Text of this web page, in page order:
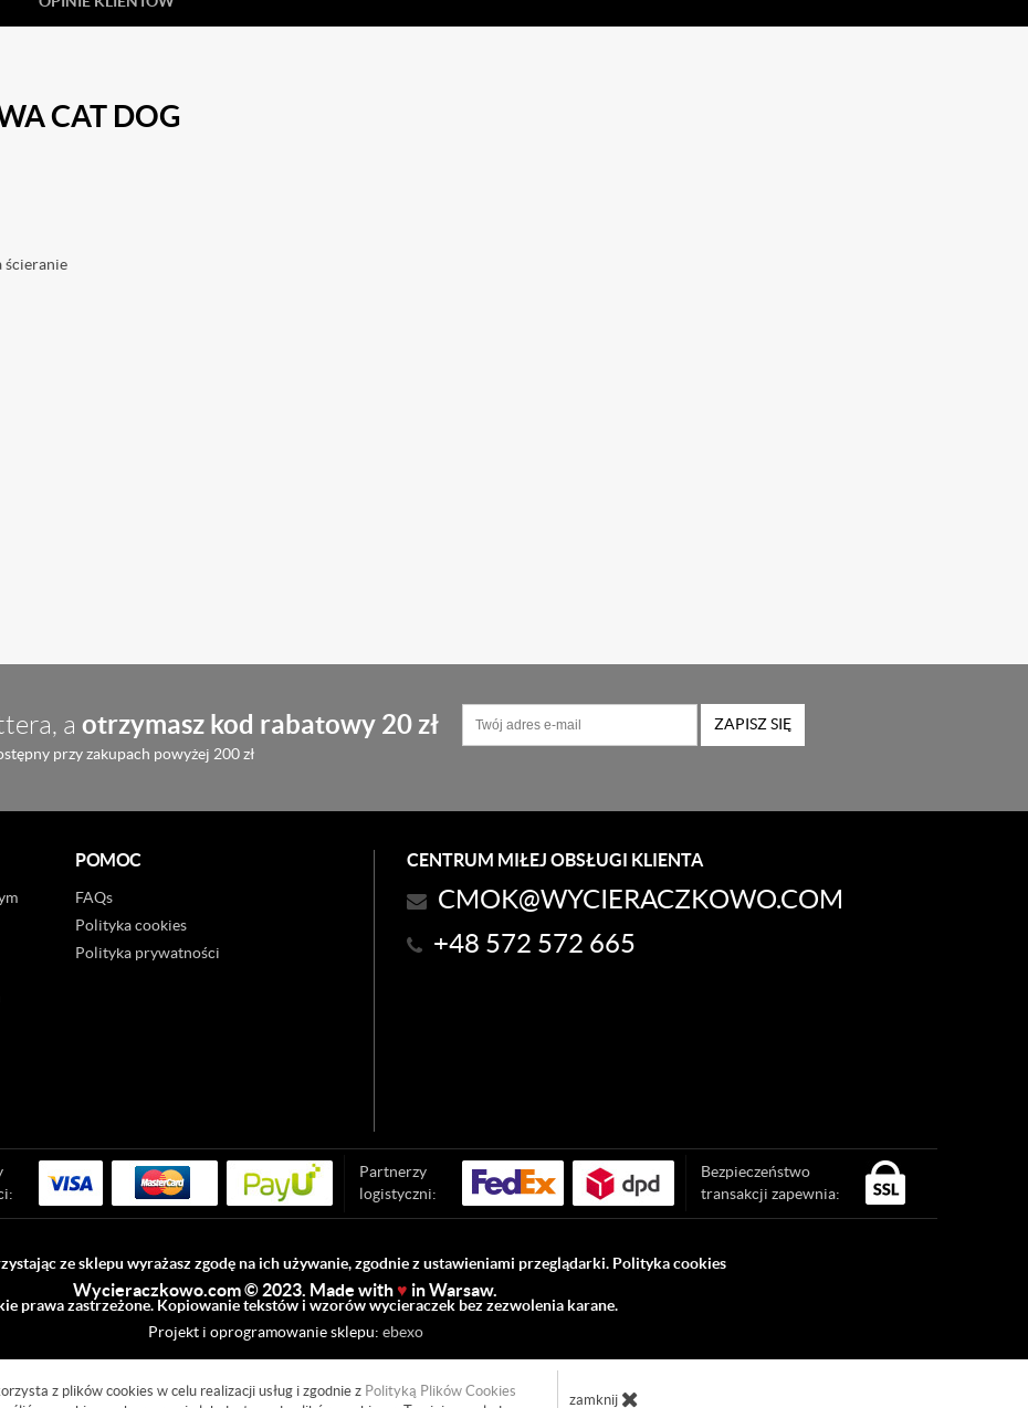
CAT DOG
ścieranie
a otrzymasz kod rabatowy 20 zł
przy zakupach powyżej 200 zł
ZAPISZ SIĘ
POMOC
FAQs
Polityka cookies
Polityka prywatności
CENTRUM MIŁEJ OBSŁUGI KLIENTA
CMOK@WYCIERACZKOWO.COM
+48 572 572 665
Partnerzy
logistyczni:
Bezpieczeństwo
transakcji zapewnia:
ze sklepu wyrażasz zgodę na ich używanie, zgodnie z ustawieniami przeglądarki. Polityka cookies
Wycieraczkowo.com © 2023. Made with♥ in Warsaw.
prawa zastrzeżone. Kopiowanie tekstów i wzorów wycieraczek bez zezwolenia karane.
Projekt i oprogramowanie sklepu: ebexo
z plików cookies w celu realizacji usług i zgodnie z Polityką Plików Cookies
zamknij